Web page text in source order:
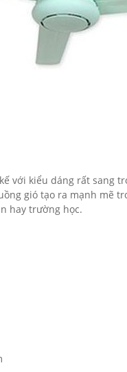
với kiểu dáng rất sang
gió tạo ra mạnh mẽ
hay trường học.